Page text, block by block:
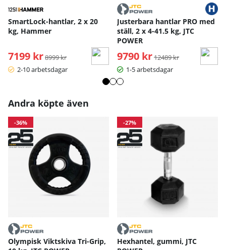
SmartLock-hantlar, 2 x 20
kg, Hammer
7199 kr Ordinarie pris:
8999 kr
2-10 arbetsdagar
Justerbara hantlar PRO med
ställ, 2 x 4-41.5 kg, JTC
POWER
9790 kr Ordinarie pris:
12489 kr
1-5 arbetsdagar
Andra köpte även
-36%
Olympisk Viktskiva Tri-Grip,
-27%
Hexhantel, gummi, JTC